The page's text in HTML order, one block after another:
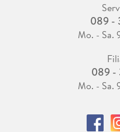
089 -
Mo. - Sa.
089 -
Mo. - Sa.